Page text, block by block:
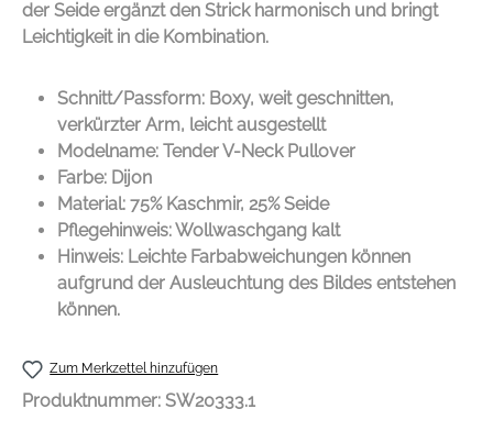
der Seide ergänzt den Strick harmonisch und bringt
Leichtigkeit in die Kombination.
Schnitt/Passform: Boxy, weit geschnitten,
verkürzter Arm, leicht ausgestellt
Modelname: Tender V-Neck Pullover
Farbe: Dijon
Material: 75% Kaschmir, 25% Seide
Pflegehinweis: Wollwaschgang kalt
Hinweis: Leichte Farbabweichungen können
aufgrund der Ausleuchtung des Bildes entstehen
können.
Zum Merkzettel hinzufügen
Produktnummer: SW20333.1